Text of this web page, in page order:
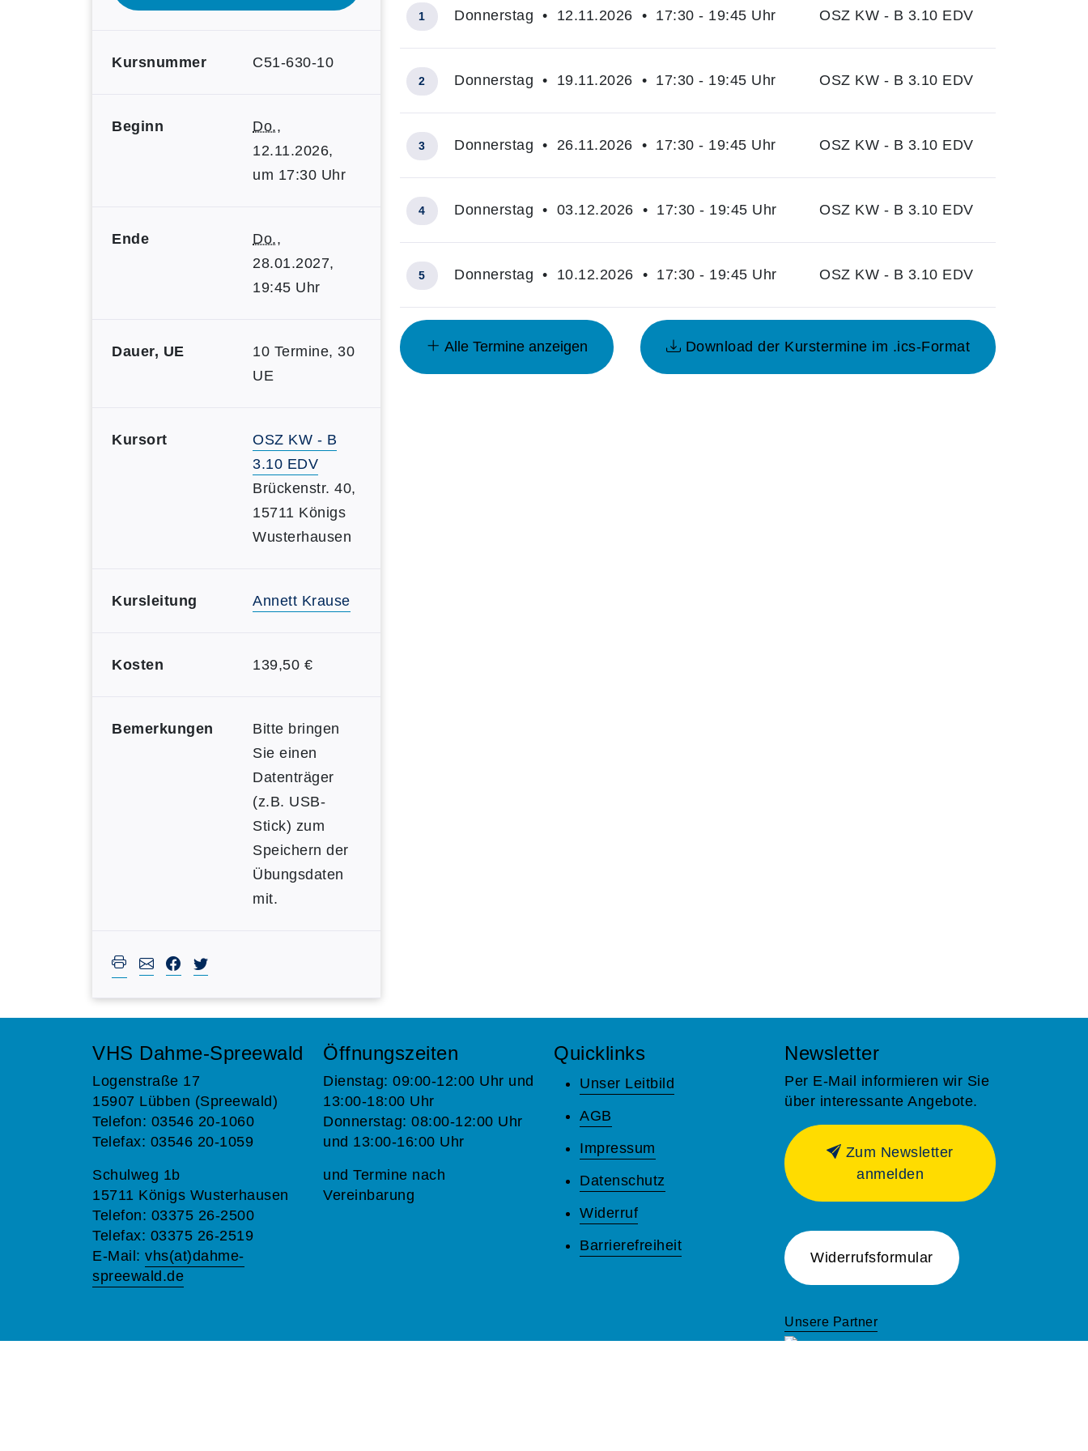
Kursnummer C51-630-10
Beginn Do.,
12.11.2026,
um 17:30 Uhr
Ende Do.,
28.01.2027,
19:45 Uhr
Dauer, UE
10 Termine, 30
UE
Kursort
OSZ KW - B
3.10 EDV
Brückenstr. 40,
15711 Königs
Wusterhausen
Kursleitung Annett Krause
Kosten 139,50 €
Bemerkungen
Bitte bringen
Sie einen
Datenträger
(z.B. USB-
Stick) zum
Speichern der
Übungsdaten
mit.
Insgesamt gibt es 10 Termine zum diesen Kurs
1 Donnerstag • 12.11.2026 • 17:30 - 19:45 Uhr OSZ KW - B 3.10 EDV
2 Donnerstag • 19.11.2026 • 17:30 - 19:45 Uhr OSZ KW - B 3.10 EDV
3 Donnerstag • 26.11.2026 • 17:30 - 19:45 Uhr OSZ KW - B 3.10 EDV
4 Donnerstag • 03.12.2026 • 17:30 - 19:45 Uhr OSZ KW - B 3.10 EDV
5 Donnerstag • 10.12.2026 • 17:30 - 19:45 Uhr OSZ KW - B 3.10 EDV
Alle Termine anzeigen Download der Kurstermine im .ics-Format
VHS Dahme-Spreewald
Logenstraße 17
15907 Lübben (Spreewald)
Telefon: 03546 20-1060
Telefax: 03546 20-1059
Schulweg 1b
15711 Königs Wusterhausen
Telefon: 03375 26-2500
Telefax: 03375 26-2519
E-Mail: vhs(at)dahme-
spreewald.de
Öffnungszeiten
Dienstag: 09:00-12:00 Uhr und
13:00-18:00 Uhr
Donnerstag: 08:00-12:00 Uhr
und 13:00-16:00 Uhr
und Termine nach
Vereinbarung
Quicklinks
Unser Leitbild
AGB
Impressum
Datenschutz
Widerruf
Barrierefreiheit
Newsletter
Per E-Mail informieren wir Sie
über interessante Angebote.
Zum Newsletter
anmelden
Widerrufsformular
Unsere Partner